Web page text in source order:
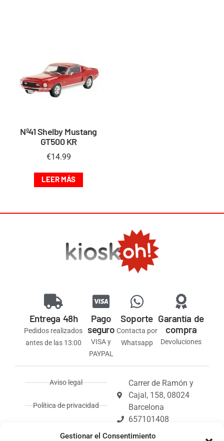
Gestionar el Consentimiento
Nº41 Shelby Mustang
GT500 KR
€14.99
LEER MÁS
Entrega 48h
Pedidos realizados
antes de las 13:00
Pago
seguro
VISA y
PAYPAL
Soporte
Contacta por
Whatsapp
Garantía de
compra
Devoluciones
Aviso legal
Política de privacidad
devoluciones
Carrer de Ramón y
Cajal, 158, 08024
Barcelona
657101408
info@kioskoh.com